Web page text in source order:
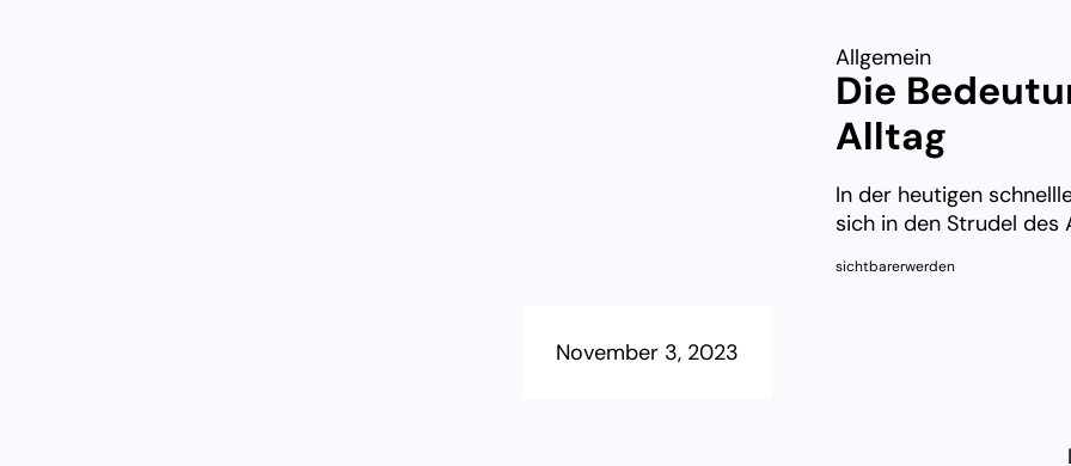
Die
Alltag
Allgemein
In der heutigen
sich in den Strudel des
sichtbarerwerden
November 3, 2023